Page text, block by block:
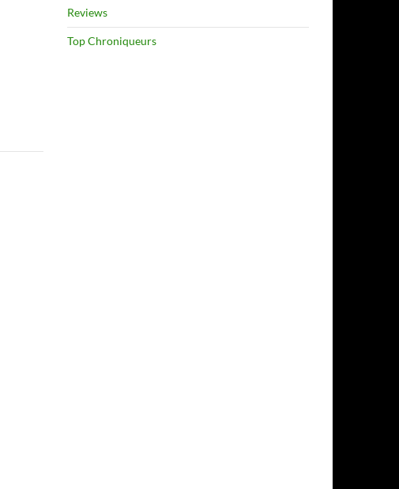
Reviews
Top Chroniqueurs